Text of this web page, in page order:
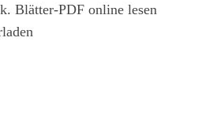
Blätter-PDF online lesen